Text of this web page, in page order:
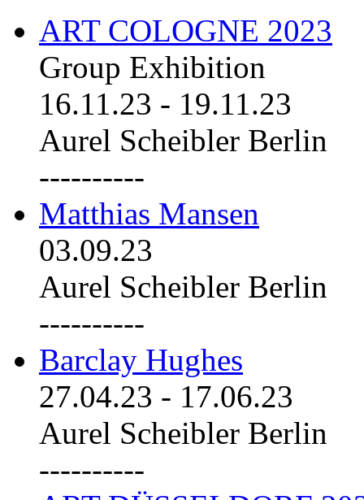
ART COLOGNE 2023
Group Exhibition
16.11.23 - 19.11.23
Aurel Scheibler Berlin
----------
Matthias Mansen
03.09.23
Aurel Scheibler Berlin
----------
Barclay Hughes
27.04.23 - 17.06.23
Aurel Scheibler Berlin
----------